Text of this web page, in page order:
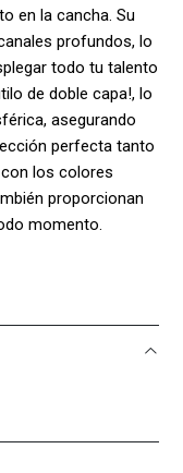
en la cancha. Su
profundos, lo
todo tu talento
de doble capa!, lo
asegurando
perfecta tanto
los colores
proporcionan
momento.